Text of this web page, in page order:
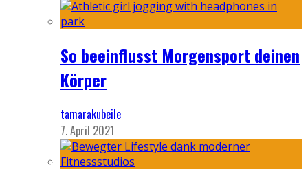
So beeinflusst Morgensport deinen
Körper
tamarakubeile
7. April 2021